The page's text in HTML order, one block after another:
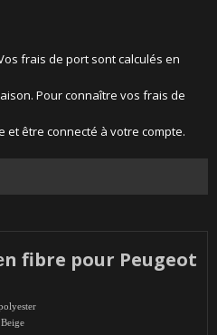
frais de port sont calculés en
Pour connaître vos frais de
et être connecté à votre compte.
n fibre pour Peugeot